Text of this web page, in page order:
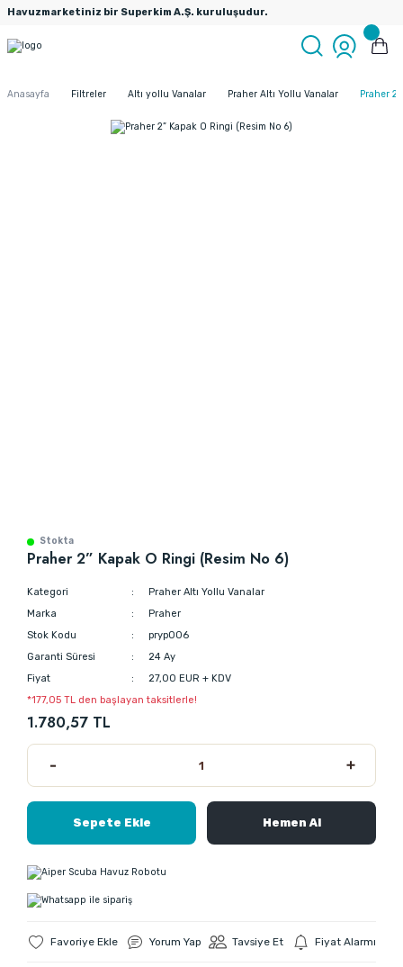
Havuzmarketiniz bir Superkim A.Ş. kuruluşudur.
Anasayfa Filtreler Altı yollu Vanalar Praher Altı Yollu Vanalar Praher
Stokta
Praher 2” Kapak O Ringi (Resim No 6)
Kategori
Praher Altı Yollu Vanalar
Marka
Praher
Stok Kodu
pryp006
Garanti Süresi
24 Ay
Fiyat
27,00 EUR + KDV
*177,05 TL den başlayan taksitlerle!
1.780,57 TL
Sepete Ekle Hemen Al
Yorum Yap Tavsiye Et Fiyat Alarmı